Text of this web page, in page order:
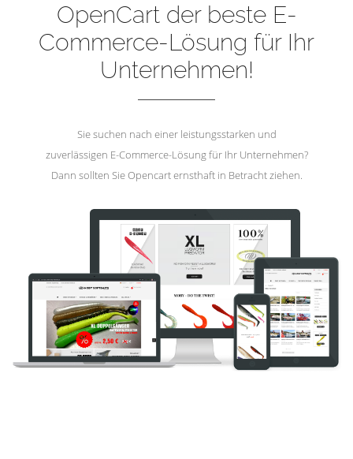
OpenCart der beste E-
Commerce-Lösung für Ihr
Unternehmen!
Sie suchen nach einer leistungsstarken und
zuverlässigen E-Commerce-Lösung für Ihr Unternehmen?
Dann sollten Sie Opencart ernsthaft in Betracht ziehen.